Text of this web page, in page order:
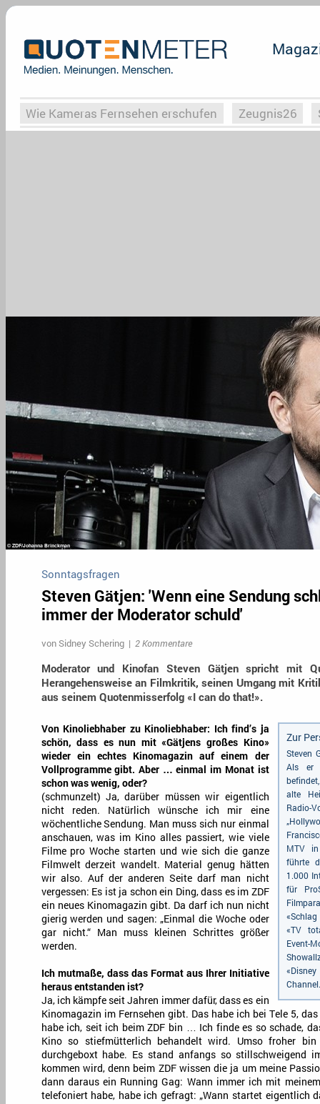
Wie Kameras Fernsehen erschufen Zeugnis26
Sonntagsfragen
Steven Gätjen: 'Wenn eine Sendung
immer der Moderator schuld'
vonSidney Schering| 2 Kommentare
Moderator und Kinofan Steven Gätjen spricht mit
Herangehensweise an Filmkritik, seinen Umgang mit
aus seinem Quotenmisserfolg «I can do that!».
Zur
Steven
Als er
alte
Radio-
MTV
führte
1.000
für
«TV
Channel.
Von Kinoliebhaber zu Kinoliebhaber: Ich find’s ja
schön, dass es nun mit «Gätjens großes Kino»
wieder ein echtes Kinomagazin auf einem der
Vollprogramme gibt. Aber … einmal im Monat ist
schon was wenig, oder?
(schmunzelt) Ja, darüber müssen wir eigentlich
nicht reden. Natürlich wünsche ich mir eine
wöchentliche Sendung. Man muss sich nur einmal
anschauen, was im Kino alles passiert, wie viele
Filme pro Woche starten und wie sich die ganze
Filmwelt derzeit wandelt. Material genug hätten
wir also. Auf der anderen Seite darf man nicht
vergessen: Es ist ja schon ein Ding, dass es im ZDF
ein neues Kinomagazin gibt. Da darf ich nun nicht
gierig werden und sagen: „Einmal die Woche oder
gar nicht.“ Man muss kleinen Schrittes größer
werden.
Ich mutmaße, dass das Format aus Ihrer Initiative
heraus entstanden ist?
Ja, ich kämpfe seit Jahren immer dafür, dass es ein
Kinomagazin im Fernsehen gibt. Das habe ich bei Tele 5,
habe ich, seit ich beim ZDF bin … Ich finde es so schade,
Kino so stiefmütterlich behandelt wird. Umso froher
durchgeboxt habe. Es stand anfangs so stillschweigend
kommen wird, denn beim ZDF wissen die ja um meine
dann daraus ein Running Gag: Wann immer ich mit
telefoniert habe, habe ich gefragt: „Wann startet eigentlich